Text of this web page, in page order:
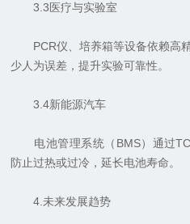
3.3医疗与实验室
PCR仪、培养箱等设备依赖高
少人为误差，提升实验可靠性。
3.4新能源汽车
电池管理系统（BMS）通过
防止过热或过冷，延长电池寿命。
4.未来发展趋势